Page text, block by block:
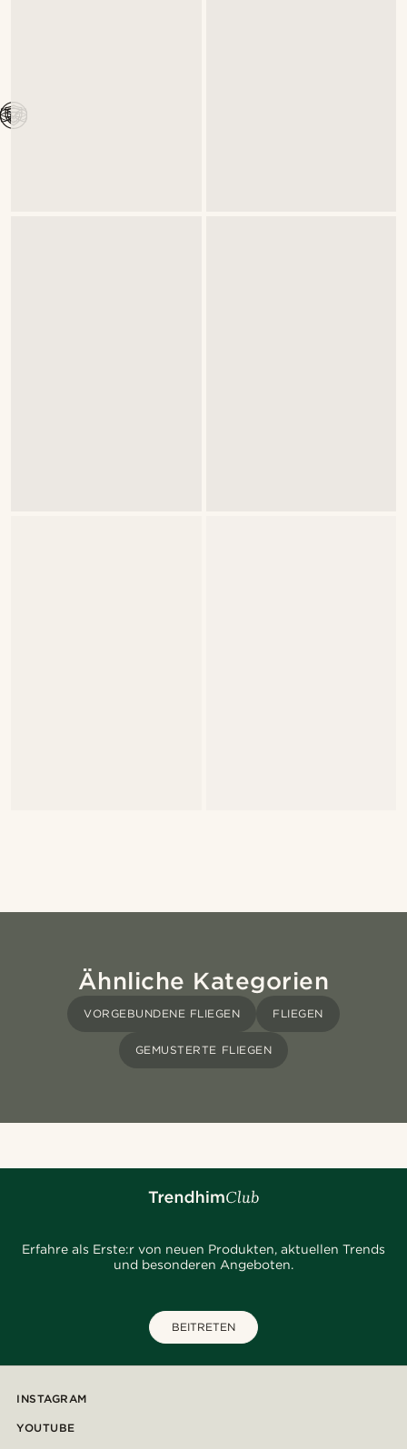
Ähnliche Kategorien
VORGEBUNDENE FLIEGEN FLIEGEN
GEMUSTERTE FLIEGEN
Erfahre als Erste:r von neuen Produkten, aktuellen Trends
und besonderen Angeboten.
BEITRETEN
INSTAGRAM
YOUTUBE